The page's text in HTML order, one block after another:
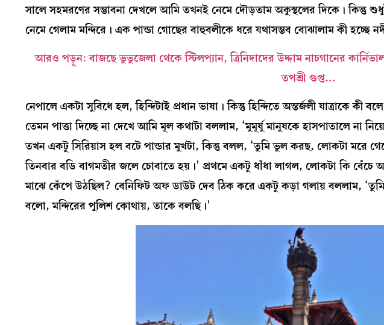
সালে সহমরণের সম্ভাবনা দেখলে আমি তখনই নেমে দৌড়তাম অকুস্থলের দিকে। কিন্তু
নেমে গেলাম মন্দিরে। এক পান্ডা গোছের বাহুবলীকে ধরে যথাসম্ভব বোঝালাম কী হচ্ছে
আরও পড়ুন:বাজছে ভুভুজেলা থেকে স্টিলপ্যান, ত্রিনিদাদের উদ্দাম নাচগানের
তপশ্রী গুপ্ত…
নেপালে একটা সুবিধে হল, হিন্দিটাই প্রধান ভাষা। কিন্তু হিন্দিতে অন্তর্জলী যাত্রাকে কী
তেমন পাত্তা দিচ্ছে না দেখে আমি মূল কথাটা বললাম, ‘মুমূর্ষু মানুষকে হাসপাতালে না
তখন একটু সিরিয়াস হল বটে পান্ডার মুখটা, কিন্তু বলল, ‘তুমি ভুল করছ, লোকটা
তিনবার বডি বাগমতীর জলে চোবাতে হয়।’ প্রথমে একটু ধাঁধা লাগল, লোকটা কি
মাঝে কেঁপে উঠছিল? বেনিফিট অফ ডাউট দেব ঠিক করে একটু কড়া গলায় বললাম,
বলো, মন্দিরের পুলিশ কোথায়, তাকে বলছি।’